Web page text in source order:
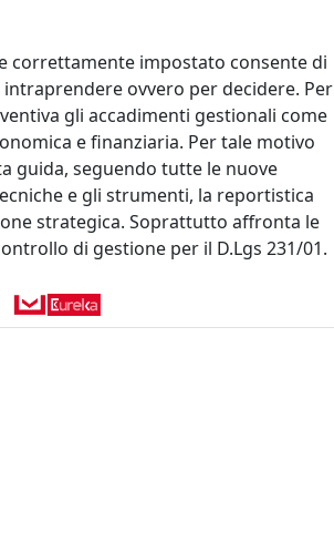
correttamente impostato consente di
ovvero per decidere. Per
gli accadimenti gestionali come
e finanziaria. Per tale motivo
guida, seguendo tutte le nuove
e gli strumenti, la reportistica
strategica. Soprattutto affronta le
di gestione per il D.Lgs 231/01.